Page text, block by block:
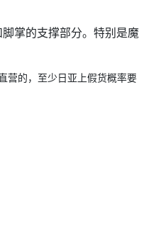
掌的支撑部分。特别是魔
营的，至少日亚上假货概率要